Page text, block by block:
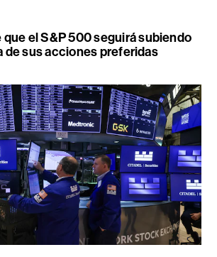
el S&P 500 seguirá subiendo
de sus acciones preferidas